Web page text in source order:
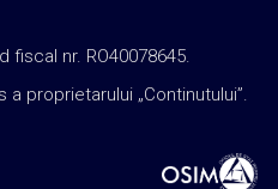
fiscal nr. RO40078645.
proprietarului „Continutului”.